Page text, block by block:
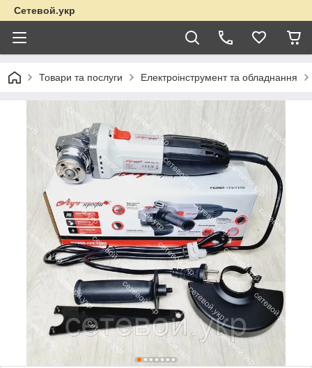
Сетевой.укр
Товари та послуги Електроінструмент та обладнання